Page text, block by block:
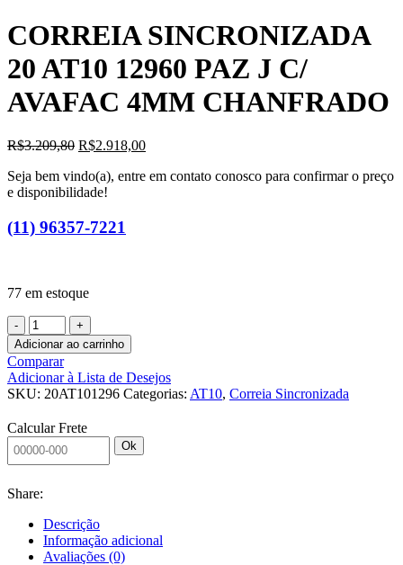
é:
R$2.902,00.
CORREIA SINCRONIZADA
20 AT10 12960 PAZ J C/
AVAFAC 4MM CHANFRADO
R$3.209,80 O
original
era:
R$2.918,00O
atual
Seja bem vindo(a), entre em contato conosco para confirmar o preço
e disponibilidade!
(11) 96357-7221
77 em estoque
CORREIA
SINCRONIZADA
20
AT10
12960
PAZ
C/
AVAFAC
4MM
quantidade
Adicionar ao carrinho
Comparar
Adicionar à Lista de Desejos
SKU: 20AT101296 Categorias: AT10, Correia Sincronizada
Calcular Frete
Ok
Share:
Descrição
Informação adicional
Avaliações (0)